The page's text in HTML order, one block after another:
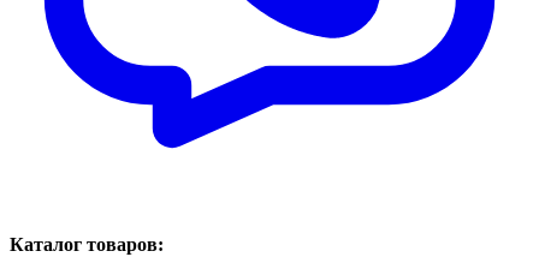
Каталог товаров: